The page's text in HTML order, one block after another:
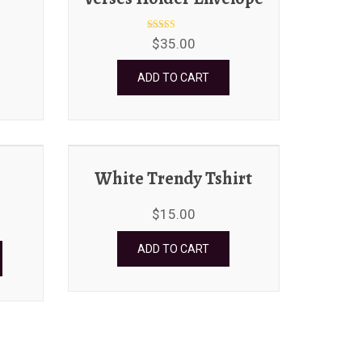
Rated
4.00
out of 5
$35.00
ADD TO CART
White Trendy Tshirt
$15.00
ADD TO CART